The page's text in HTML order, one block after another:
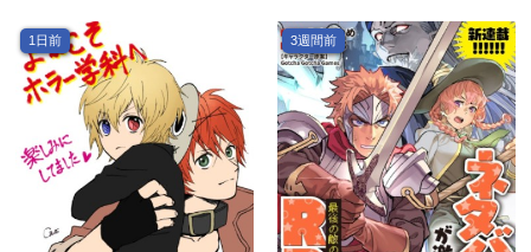
1日前 3週間前